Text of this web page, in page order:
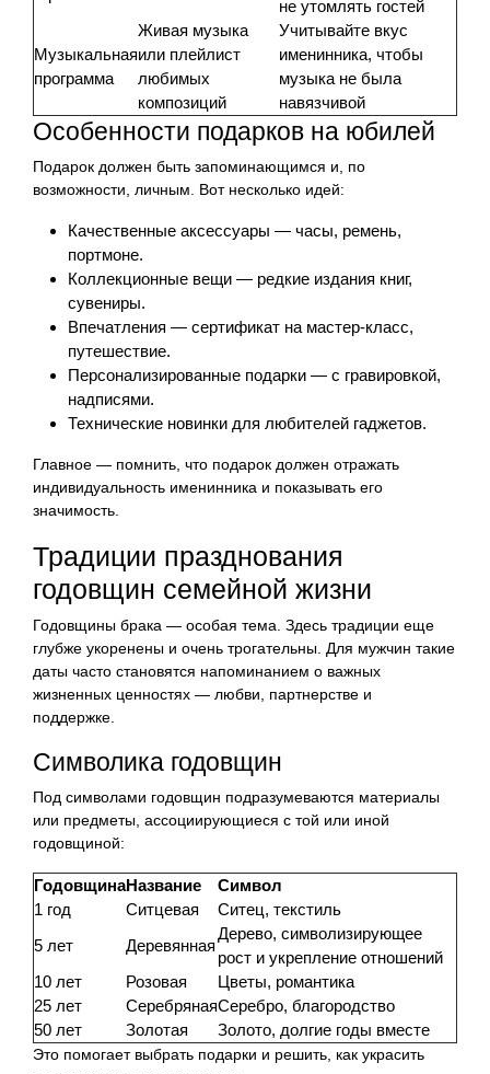
не утомлять гостей
Музыкальная
программа
Живая музыка
или плейлист
любимых
композиций
Учитывайте вкус
именинника, чтобы
музыка не была
навязчивой
Особенности подарков на юбилей
Подарок должен быть запоминающимся и, по
возможности, личным. Вот несколько идей:
Качественные аксессуары — часы, ремень,
портмоне.
Коллекционные вещи — редкие издания книг,
сувениры.
Впечатления — сертификат на мастер-класс,
путешествие.
Персонализированные подарки — с гравировкой,
надписями.
Технические новинки для любителей гаджетов.
Главное — помнить, что подарок должен отражать
индивидуальность именинника и показывать его
значимость.
Традиции празднования
годовщин семейной жизни
Годовщины брака — особая тема. Здесь традиции еще
глубже укоренены и очень трогательны. Для мужчин такие
даты часто становятся напоминанием о важных
жизненных ценностях — любви, партнерстве и
поддержке.
Символика годовщин
Под символами годовщин подразумеваются материалы
или предметы, ассоциирующиеся с той или иной
годовщиной:
ГодовщинаНазвание
Символ
1 год
Ситцевая
Ситец, текстиль
5 лет
Деревянная
Дерево, символизирующее
рост и укрепление отношений
10 лет
Розовая
Цветы, романтика
25 лет
СеребрянаяСеребро, благородство
50 лет
Золотая Золото, долгие годы вместе
Это помогает выбрать подарки и решить, как украсить